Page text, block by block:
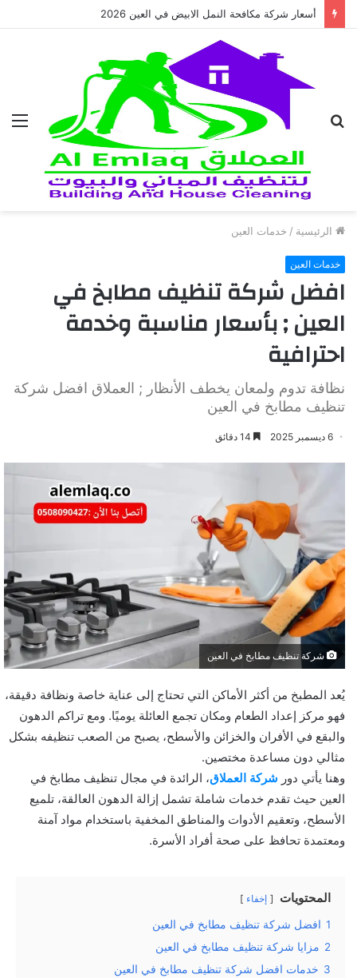
أسعار شركة مكافحة النمل الابيض في العين 2026
الرئيسية / خدمات العين
خدمات العين
افضل شركة تنظيف مطابخ في
العين ; بأسعار مناسبة وخدمة
احترافية
نظافة تدوم ولمعان يخطف الأنظار ; العملاق افضل شركة
تنظيف مطابخ في العين
6 ديسمبر 2025
شركة تنظيف مطابخ في العين
يُعد المطبخ من أكثر الأماكن التي تحتاج إلى عناية خاصة ونظافة دقيقة،
فهو مركز إعداد الطعام ومكان تجمع العائلة يوميًا. ومع تراكم الدهون
والبقع في الأفران والخزائن والأسطح، يصبح من الصعب تنظيفه بشكل
مثالي دون مساعدة مختصين.
وهنا يأتي دور شركة العملاق، الرائدة في مجال تنظيف مطابخ في
العين حيث تقدم خدمات شاملة تشمل إزالة الدهون العالقة، تلميع
الأسطح، وتعقيم الأدوات والمناطق المخفية باستخدام مواد آمنة
ومعتمدة تحافظ على صحة أفراد الأسرة.
المحتويات إخفاء
1 افضل شركة تنظيف مطابخ في العين
2 مزايا شركة تنظيف مطابخ في العين
3 خدمات افضل شركة تنظيف مطابخ في العين